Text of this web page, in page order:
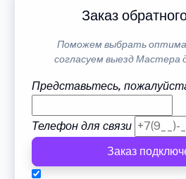
Заказ
Поможем выбрать
согласуем выезд Мастера
Представьтесь,
Телефон для связи
Заказ